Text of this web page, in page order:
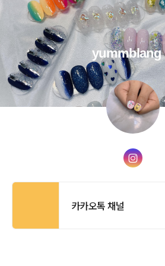
yummblang
카카오톡 채널